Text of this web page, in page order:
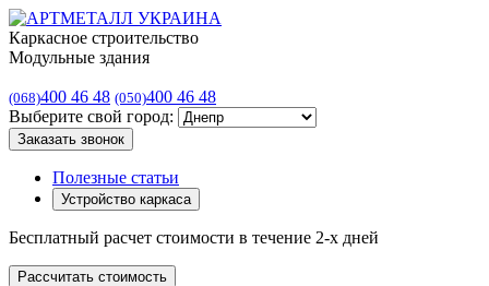
Каркасное строительство
Модульные здания
(068)400 46 48 (050)400 46 48
Выберите свой город:
Заказать звонок
Полезные статьи
Устройство каркаса
Бесплатный расчет стоимости в течение 2-х дней
Рассчитать стоимость